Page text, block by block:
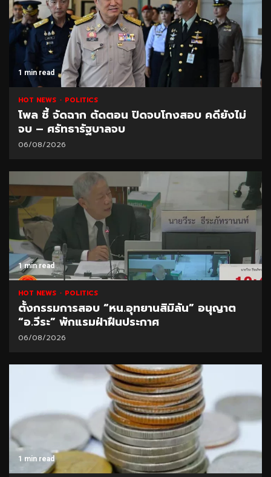
1 min read
HOT NEWS POLITICS
โพล ชี้ จัดฉาก ตัดตอน ปิดจบโกงสอบ คดียังไม่
จบ – ศรัทธารัฐบาลจบ
06/08/2026
1 min read
HOT NEWS POLITICS
ตั้งกรรมการสอบ “หน.อุทยานสิมิลัน” อนุญาต
“อ.วีระ” พักแรมฝ่าฝืนประกาศ
06/08/2026
1 min read